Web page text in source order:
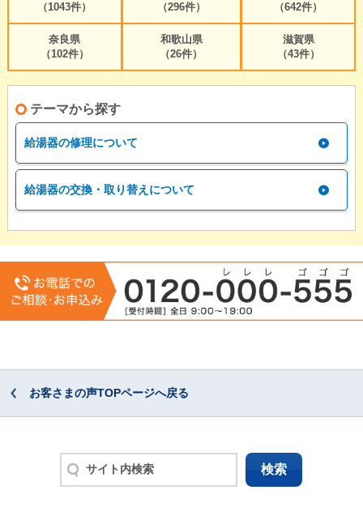
（1043件）
（296件）
（642件）
奈良県
（102件）
和歌山県
（26件）
滋賀県
（43件）
テーマから探す
給湯器の修理について
給湯器の交換・取り替えについて
お客さまの声TOPページへ戻る